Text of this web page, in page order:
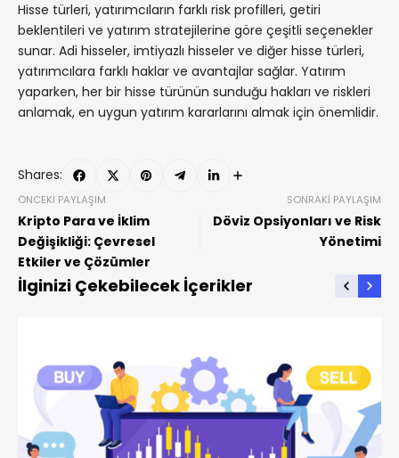
Hisse türleri, yatırımcıların farklı risk profilleri, getiri
beklentileri ve yatırım stratejilerine göre çeşitli seçenekler
sunar. Adi hisseler, imtiyazlı hisseler ve diğer hisse türleri,
yatırımcılara farklı haklar ve avantajlar sağlar. Yatırım
yaparken, her bir hisse türünün sunduğu hakları ve riskleri
anlamak, en uygun yatırım kararlarını almak için önemlidir.
Shares:
ÖNCEKI PAYLAŞIM
Kripto Para ve İklim
Değişikliği: Çevresel
Etkiler ve Çözümler
SONRAKI PAYLAŞIM
Döviz Opsiyonları ve Risk
Yönetimi
İlginizi Çekebilecek İçerikler